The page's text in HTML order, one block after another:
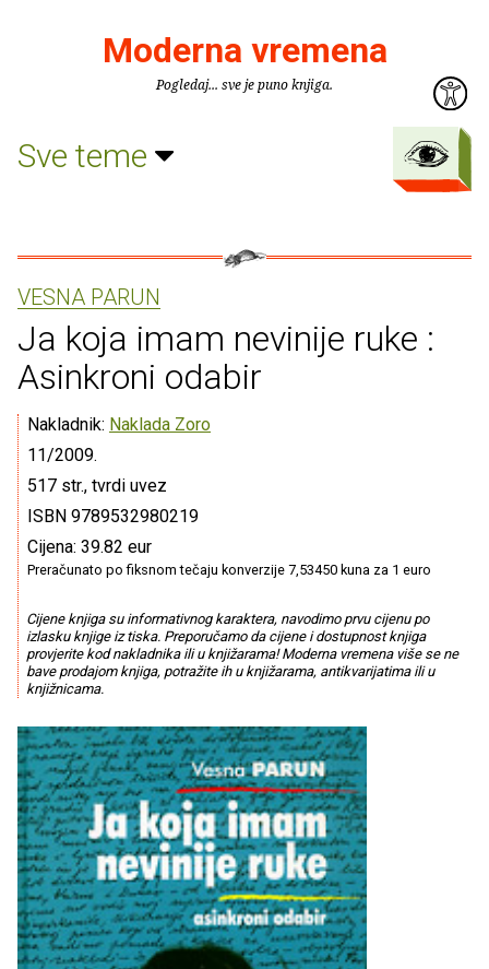
Moderna vremena
Pogledaj... sve je puno knjiga.
Sve teme
VESNA PARUN
Ja koja imam nevinije ruke :
Asinkroni odabir
Nakladnik: Naklada Zoro
11/2009.
517 str., tvrdi uvez
ISBN 9789532980219
Cijena: 39.82 eur
Preračunato po fiksnom tečaju konverzije 7,53450 kuna za 1 euro
Cijene knjiga su informativnog karaktera, navodimo prvu cijenu po
izlasku knjige iz tiska. Preporučamo da cijene i dostupnost knjiga
provjerite kod nakladnika ili u knjižarama! Moderna vremena više se ne
bave prodajom knjiga, potražite ih u knjižarama, antikvarijatima ili u
knjižnicama.